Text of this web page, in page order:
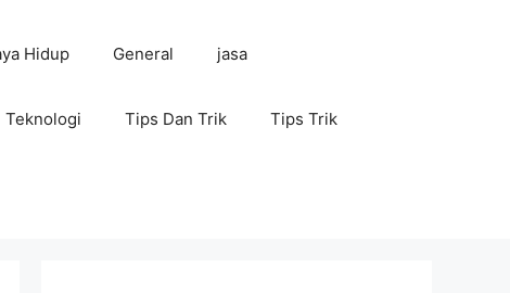
Hidup General jasa
Teknologi Tips Dan Trik Tips Trik